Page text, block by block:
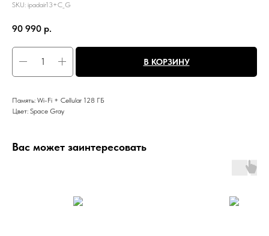
SKU: ipadair13+C_G
90 990 р.
В КОРЗИНУ
Память: Wi-Fi + Cellular 128 ГБ
Цвет: Space Gray
Вас может заинтересовать